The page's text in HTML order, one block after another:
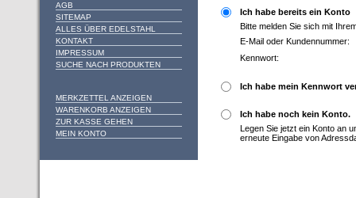
AGB
SITEMAP
ALLES ÜBER EDELSTAHL
KONTAKT
IMPRESSUM
SUCHE NACH PRODUKTEN
MERKZETTEL ANZEIGEN
WARENKORB ANZEIGEN
ZUR KASSE GEHEN
MEIN KONTO
Ich habe bereits ein Konto
Bitte melden Sie sich mit
E-Mail oder Kundennummer:
Kennwort:
Ich habe mein Kennwort
Ich habe noch kein Konto.
Legen Sie jetzt ein Konto an
erneute Eingabe von